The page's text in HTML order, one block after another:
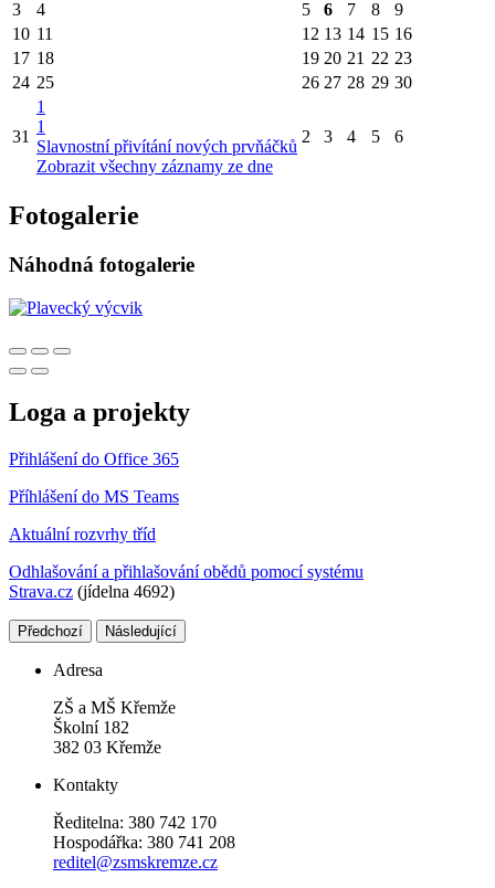
3
4 5 6 7 8
9
10 11 12 13 14 15 16
17 18 19 20 21 22 23
24 25 26 27 28 29 30
31
1
1
Slavnostní přivítání nových prvňáčků
Zobrazit všechny záznamy ze dne
2 3 4 5 6
Fotogalerie
Náhodná fotogalerie
Loga a projekty
Přihlášení do Office 365
Příhlášení do MS Teams
Aktuální rozvrhy tříd
Odhlašování a přihlašování obědů pomocí systému
Strava.cz (jídelna 4692)
Předchozí Následující
Adresa
ZŠ a MŠ Křemže
Školní 182
382 03 Křemže
Kontakty
Ředitelna: 380 742 170
Hospodářka: 380 741 208
reditel@zsmskremze.cz